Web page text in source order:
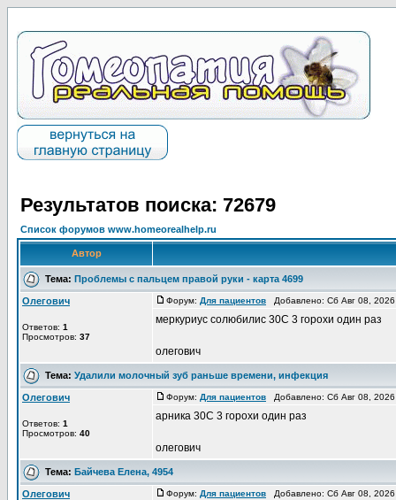
Результатов поиска: 72679
Список форумов www.homeorealhelp.ru
Автор
Тема: Проблемы с пальцем правой руки - карта 4699
Олегович
Ответов: 1
Просмотров: 37
Форум: Для пациентов Добавлено: Сб Авг 08,
меркуриус солюбилис 30С 3 горохи один раз
олегович
Тема: Удалили молочный зуб раньше времени, инфекция
Олегович
Ответов: 1
Просмотров: 40
Форум: Для пациентов Добавлено: Сб Авг 08,
арника 30С 3 горохи один раз
олегович
Тема: Байчева Елена, 4954
Олегович Форум: Для пациентов Добавлено: Сб Авг 08,